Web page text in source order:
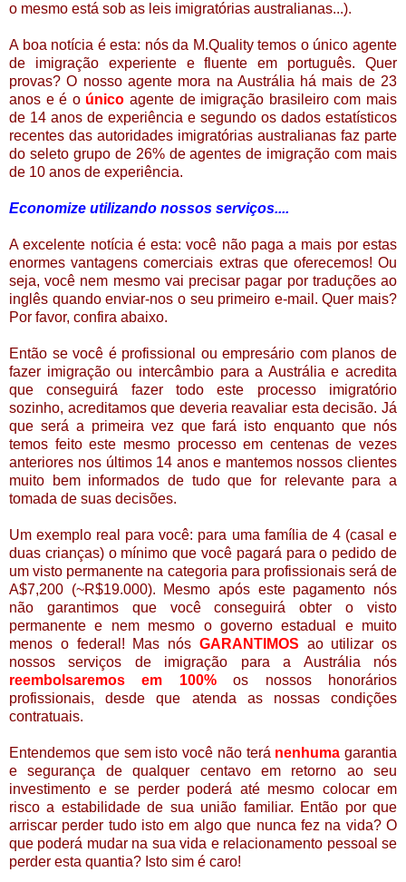
o mesmo está sob as leis imigratórias australianas...).
A boa notícia é esta: nós da M.Quality temos o único agente
de imigração experiente e fluente em português. Quer
provas? O nosso agente mora na Austrália há mais de 23
anos e é o único agente de imigração brasileiro com mais
de 14 anos de experiência e segundo os dados estatísticos
recentes das autoridades imigratórias australianas faz parte
do seleto grupo de 26% de agentes de imigração com mais
de 10 anos de experiência.
Economize utilizando nossos serviços....
A excelente notícia é esta: você não paga a mais por estas
enormes vantagens comerciais extras que oferecemos! Ou
seja, você nem mesmo vai precisar pagar por traduções ao
inglês quando enviar-nos o seu primeiro e-mail. Quer mais?
Por favor, confira abaixo.
Então se você é profissional ou empresário com planos de
fazer imigração ou intercâmbio para a Austrália e acredita
que conseguirá fazer todo este processo imigratório
sozinho, acreditamos que deveria reavaliar esta decisão. Já
que será a primeira vez que fará isto enquanto que nós
temos feito este mesmo processo em centenas de vezes
anteriores nos últimos 14 anos e mantemos nossos clientes
muito bem informados de tudo que for relevante para a
tomada de suas decisões.
Um exemplo real para você: para uma família de 4 (casal e
duas crianças) o mínimo que você pagará para o pedido de
um visto permanente na categoria para profissionais será de
A$7,200 (~R$19.000). Mesmo após este pagamento nós
não garantimos que você conseguirá obter o visto
permanente e nem mesmo o governo estadual e muito
menos o federal! Mas nós GARANTIMOS ao utilizar os
nossos serviços de imigração para a Austrália nós
reembolsaremos em 100%os nossos honorários
profissionais, desde que atenda as nossas condições
contratuais.
Entendemos que sem isto você não terá nenhuma garantia
e segurança de qualquer centavo em retorno ao seu
investimento e se perder poderá até mesmo colocar em
risco a estabilidade de sua união familiar. Então por que
arriscar perder tudo isto em algo que nunca fez na vida? O
que poderá mudar na sua vida e relacionamento pessoal se
perder esta quantia? Isto sim é caro!